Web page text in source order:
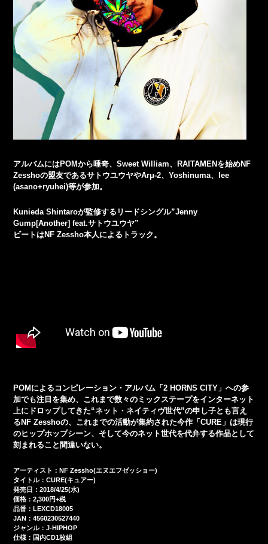
アルバムにはPOMから唾奇、Sweet William、RAITAMENを始めNF
Zesshoの盟友であるサトウユウヤやArμ-2、Yoshinuma、lee
(asano+ryuhei)等が参加。
Kunieda Shintaroが監修するリードシングル”Jenny
Gump[Another] feat.サトウユウヤ”
ビートはNF Zessho本人によるトラック。
POMによるコンピレーション・アルバム「2 HORNS CITY」への参
加でも注目を集め、これまで数々のミックステープをインターネット
上にドロップしてきた“ネット・ネイティヴ世代”の申し子とも言え
るNF Zesshoの、これまでの活動が集約された今作「CURE」は現行
のヒップホップシーン、そして今のネット世代を代弁する作品として
刻まれること間違いない。
アーティスト：NF Zessho(エヌエフゼッショー)
タイトル：CURE(キュアー)
発売日：2018/4/25(水)
価格：2,300円+税
品番：LEXCD18005
JAN：4560230527440
ジャンル：J-HIPHOP
仕様：国内CD1枚組